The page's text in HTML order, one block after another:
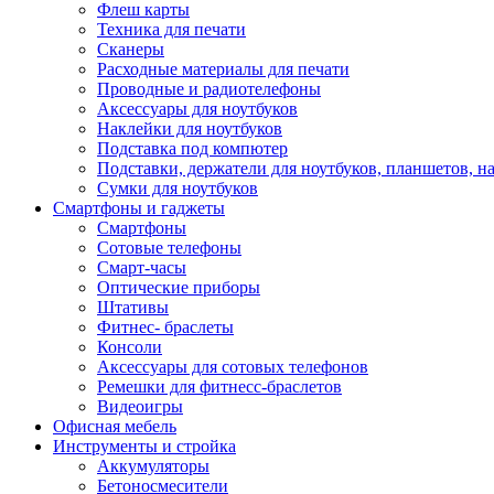
Флеш карты
Техника для печати
Сканеры
Расходные материалы для печати
Проводные и радиотелефоны
Аксессуары для ноутбуков
Наклейки для ноутбуков
Подставка под компютер
Подставки, держатели для ноутбуков, планшетов,
Сумки для ноутбуков
Смартфоны и гаджеты
Смартфоны
Сотовые телефоны
Смарт-часы
Оптические приборы
Штативы
Фитнес- браслеты
Консоли
Аксессуары для сотовых телефонов
Ремешки для фитнесс-браслетов
Видеоигры
Офисная мебель
Инструменты и стройка
Аккумуляторы
Бетоносмесители